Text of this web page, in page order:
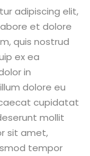
adipiscing elit,
et dolore
quis nostrud
ex ea
in
dolore eu
cupidatat
mollit
sit amet,
tempor